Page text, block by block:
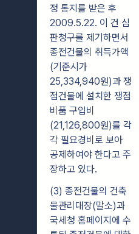
정 통지를 받은 후
2009.5.22. 이 건 심
판청구를 제기하면서
종전건물의 취득가액
(기준시가
25,334,940원)과 쟁
점건물에 설치한 쟁점
비품 구입비
(21,126,800원)를 각
각 필요경비로 보아
공제하여야 한다고 주
장하고 있다.
(3) 종전건물의 건축
물관리대장(말소)과
국세청 홈페이지에 수